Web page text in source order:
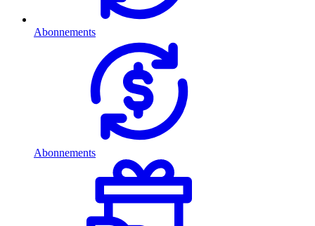
Abonnements
Abonnements